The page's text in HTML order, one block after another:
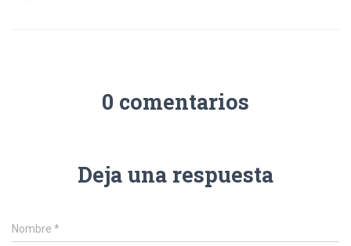
0 comentarios
Deja una respuesta
Nombre *